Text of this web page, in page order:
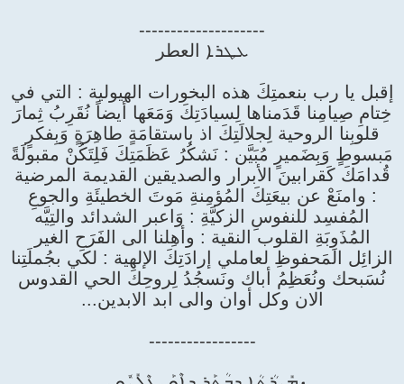
--------------------
ܥܛܪܐ العطر
إقبل يا رب بنعمتِكَ هذه البخورات الهيولية : التي في
خِتامِ صِيامِنا قَدَمناها لِسيادَتِكَ وَمَعَها أيضاً نُقَرِبُ ثِمارَ
قلوبِنا الروحية لِجلالَتِكَ اذ باستقامَةٍ طاهِرَةٍ وَبِفكرٍ
مَبسوطٍ وَبِضَميرٍ مُبَيَّن : نَشكُرُ عَظَمَتِكَ فَلِتَكُنْ مقبولَةً
قُدامَكَ كَقرابينَ الأبرار والصديقين القديمة المرضية
: وامنَعْ عن بيعَتِكَ المُؤمِنةِ مَوتَ الخطيئَةِ والجوعِ
المُفسِد للنفوسِ الزكيَّةِ : وَاعبر الشدائد والتِيَّه
المُذَوِبَةِ القلوب النقية : وأهِلنا الى الفَرَحِ الغير
الزائِل المَحفوظِ لعاملي إرادَتِكَ الإلهية : لكي بجُملَتِنا
نُسَبحك ونُعَظِمُ أباك ونَسجُدُ لِروحِكَ الحي القدوس
الان وكل أوان والى ابد الابدين...
-----------------